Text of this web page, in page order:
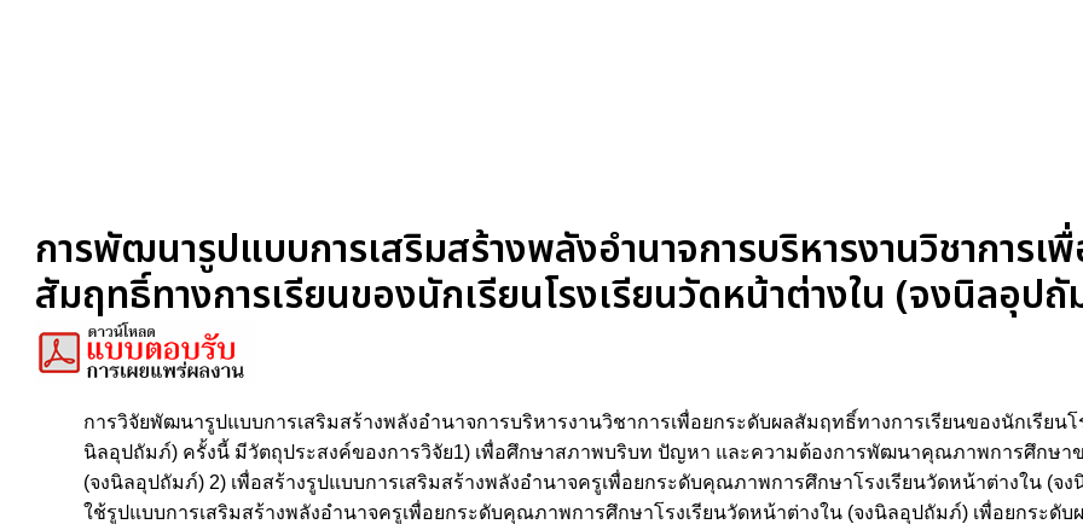
การพัฒนารูปแบบการเสริมสร้างพลังอำนาจการบริหารงานวิชาการเ
สัมฤทธิ์ทางการเรียนของนักเรียนโรงเรียนวัดหน้าต่างใน (จงนิลอุป
การวิจัยพัฒนารูปแบบการเสริมสร้างพลังอำนาจการบริหารงานวิชาการเพื่อยกระดับผลสัมฤทธิ์ทางการเรียนของนักเรียนโ
นิลอุปถัมภ์) ครั้งนี้ มีวัตถุประสงค์ของการวิจัย1) เพื่อศึกษาสภาพบริบท ปัญหา และความต้องการพัฒนาคุณภาพการศึกษาข
(จงนิลอุปถัมภ์) 2) เพื่อสร้างรูปแบบการเสริมสร้างพลังอำนาจครูเพื่อยกระดับคุณภาพการศึกษาโรงเรียนวัดหน้าต่างใน (จ
ใช้รูปแบบการเสริมสร้างพลังอำนาจครูเพื่อยกระดับคุณภาพการศึกษาโรงเรียนวัดหน้าต่างใน (จงนิลอุปถัมภ์) เพื่อยกระดับ